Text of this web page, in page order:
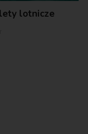
lotnicze